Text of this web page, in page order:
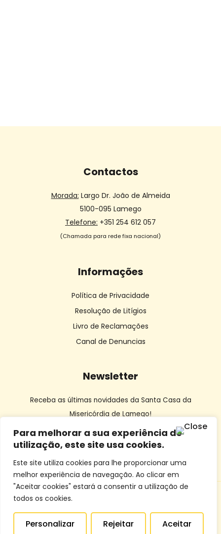
Para melhorar a sua experiência de
utilização, este site usa cookies.
Este site utiliza cookies para lhe proporcionar uma
melhor experiência de navegação. Ao clicar em
"Aceitar cookies" estará a consentir a utilização de
todos os cookies.
Personalizar Rejeitar Aceitar
Contactos
Morada: Largo Dr. João de Almeida
5100-095 Lamego
Telefone: +351 254 612 057
(Chamada para rede fixa nacional)
Informações
Política de Privacidade
Resolução de Litígios
Livro de Reclamações
Canal de Denuncias
Newsletter
Receba as últimas novidades da Santa Casa da
Misericórdia de Lamego!
© SCMLamego | Desenvolvido por